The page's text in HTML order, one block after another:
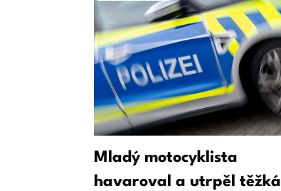
Mladý motocyklista
havaroval a utrpěl těžká